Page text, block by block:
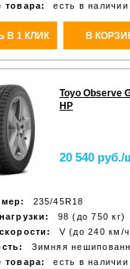
товара:
есть в наличии
В 1 КЛИК В
Toyo Observe
HP
20 540 руб./
235/45R18
98 (до 750 кг)
V (до 240 км/
Зимняя
товара:
есть в наличии